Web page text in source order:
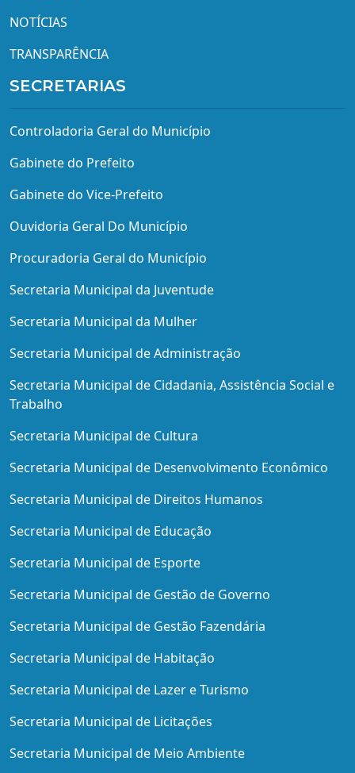
NOTÍCIAS
TRANSPARÊNCIA
SECRETARIAS
Controladoria Geral do Município
Gabinete do Prefeito
Gabinete do Vice-Prefeito
Ouvidoria Geral Do Município
Procuradoria Geral do Município
Secretaria Municipal da Juventude
Secretaria Municipal da Mulher
Secretaria Municipal de Administração
Secretaria Municipal de Cidadania, Assistência Social e
Trabalho
Secretaria Municipal de Cultura
Secretaria Municipal de Desenvolvimento Econômico
Secretaria Municipal de Direitos Humanos
Secretaria Municipal de Educação
Secretaria Municipal de Esporte
Secretaria Municipal de Gestão de Governo
Secretaria Municipal de Gestão Fazendária
Secretaria Municipal de Habitação
Secretaria Municipal de Lazer e Turismo
Secretaria Municipal de Licitações
Secretaria Municipal de Meio Ambiente